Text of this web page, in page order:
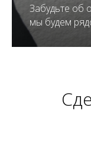
Забудьте об
мы будем